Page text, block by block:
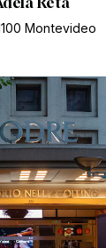
Montevideo